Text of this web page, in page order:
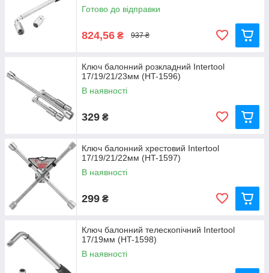
Готово до відправки
824,56 ₴ 937 ₴
Ключ балонний розкладний Intertool
17/19/21/23мм (HT-1596)
В наявності
329 ₴
Ключ балонний хрестовий Intertool
17/19/21/22мм (HT-1597)
В наявності
299 ₴
Ключ балонний телескопічний Intertool
17/19мм (HT-1598)
В наявності